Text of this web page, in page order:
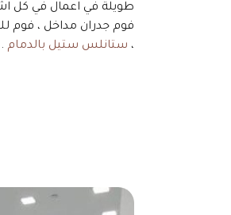
طويلة في اعمال في كل
فوم جدران مداخل ، فوم
، ستانلس ستيل بالدمام .